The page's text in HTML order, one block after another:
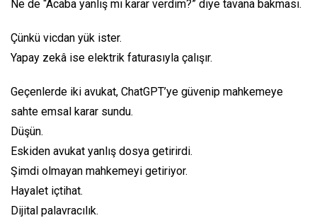
Ne de “Acaba yanlış mı karar verdim?” diye tavana bakması.
Çünkü vicdan yük ister.
Yapay zekâ ise elektrik faturasıyla çalışır.
Geçenlerde iki avukat, ChatGPT’ye güvenip mahkemeye
sahte emsal karar sundu.
Düşün.
Eskiden avukat yanlış dosya getirirdi.
Şimdi olmayan mahkemeyi getiriyor.
Hayalet içtihat.
Dijital palavracılık.